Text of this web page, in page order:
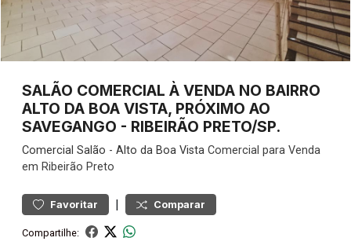
SALÃO COMERCIAL À VENDA NO BAIRRO
ALTO DA BOA VISTA, PRÓXIMO AO
SAVEGANGO - RIBEIRÃO PRETO/SP.
Comercial Salão - Alto da Boa Vista Comercial para Venda
em Ribeirão Preto
Favoritar | Comparar
Compartilhe: